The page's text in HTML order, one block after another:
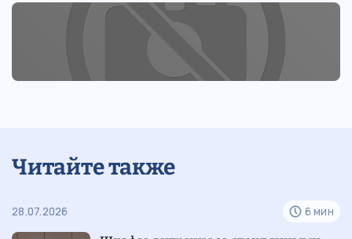
Читайте также
28.07.2026 6 мин